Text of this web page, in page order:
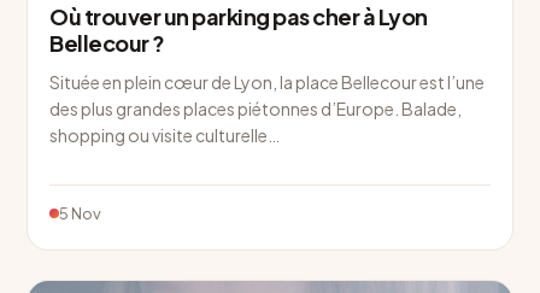
Où trouver un parking pas cher à Lyon
Bellecour ?
Située en plein cœur de Lyon, la place Bellecour est l’une
des plus grandes places piétonnes d’Europe. Balade,
shopping ou visite culturelle…
5 Nov